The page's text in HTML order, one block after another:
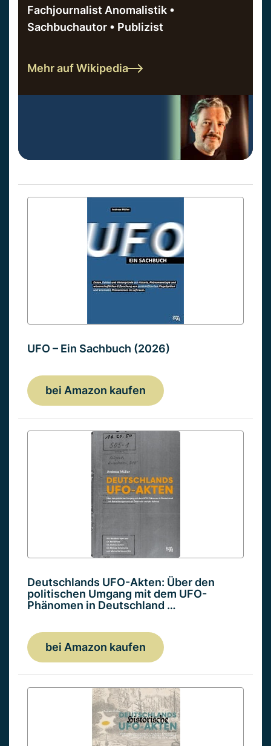
Fachjournalist Anomalistik •
Sachbuchautor • Publizist
Mehr auf Wikipedia
UFO – Ein Sachbuch (2026)
bei Amazon kaufen
Deutschlands UFO-Akten: Über den
politischen Umgang mit dem UFO-
Phänomen in Deutschland …
bei Amazon kaufen